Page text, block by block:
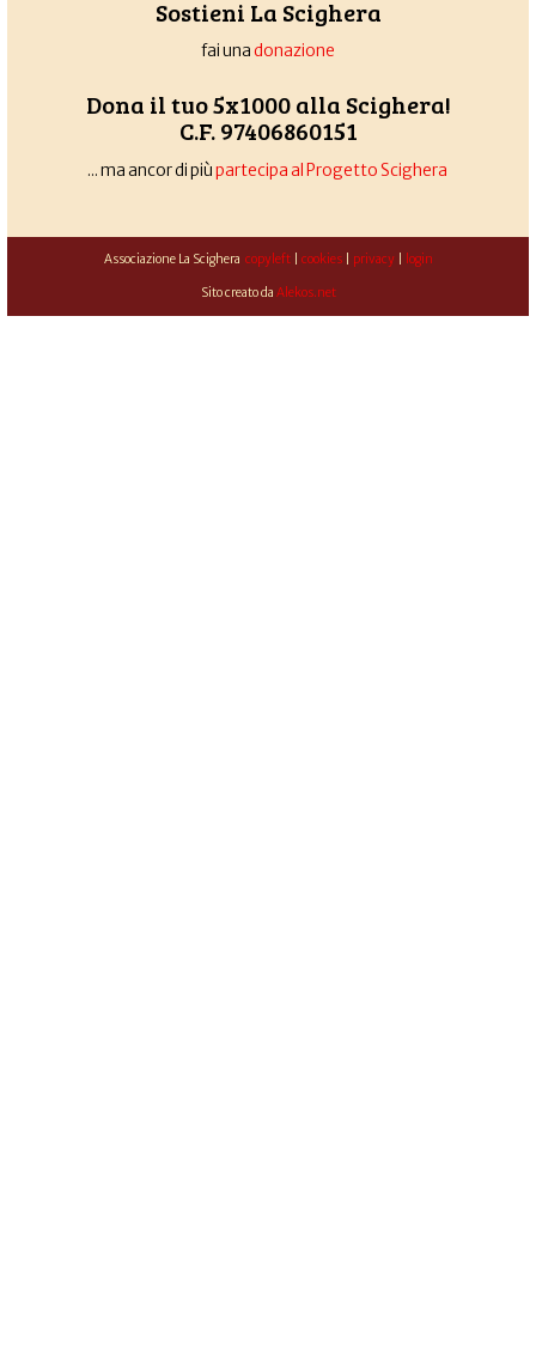
Sostieni La Scighera
fai unadonazione
Dona il tuo 5x1000 alla Scighera!
C.F. 97406860151
... ma ancor di piùpartecipa al Progetto Scighera
Associazione La Scighera copyleft| cookies| privacy| login
Sito creato da Alekos.net